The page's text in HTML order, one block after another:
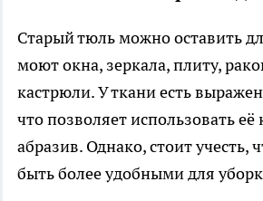
Старый тюль можно оставить
моют окна, зеркала, плиту,
кастрюли. У ткани есть
что позволяет использовать
абразив. Однако, стоит учесть,
быть более удобными для